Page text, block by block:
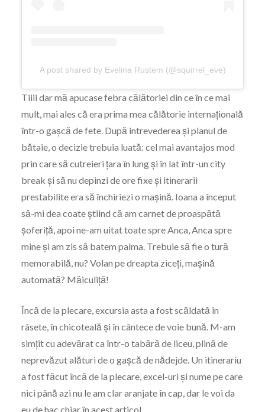
A post shared by Evelina Rustem (@squirrel_eve)
Tiiii dar mă apucase febra călătoriei din ce în ce mai
mult, mai ales că era prima mea călătorie internațională
într-o gașcă de fete. După intrevederea și planul de
bătaie, o decizie trebuia luată: cel mai avantajos mod
prin care să cutreieri țara în lung și în lat într-un city
break și să nu depinzi de ore fixe și itinerarii
prestabilite era să închiriezi o mașină. Ioana a început
să-mi dea coate știind că am carnet de proaspătă
șoferiță, apoi ne-am uitat toate spre Anca, Anca spre
mine și am zis să batem palma. Trebuie să fie o tură
memorabilă, nu? Volan pe dreapta ziceți, mașină
automată? Măiculiță!
Încă de la plecare, excursia asta a fost scăldată în
râsete, în chicoteală și în cântece de voie bună. M-am
simțit cu adevărat ca într-o tabără de liceu, plină de
neprevăzut alături de o gașcă de nădejde. Un itinerariu
a fost făcut încă de la plecare, excel-uri și nume pe care
nici până azi nu le am clar aranjate în cap, dar le voi da
eu de hac chiar în acest articol.